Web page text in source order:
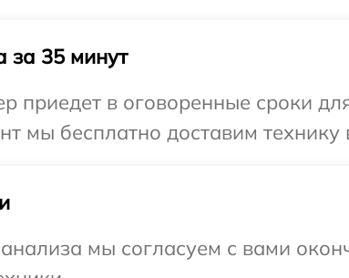
за 35 минут
приедет в оговоренные сроки
мы бесплатно доставим
мы согласуем с вами